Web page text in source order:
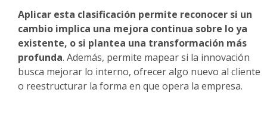
Aplicar esta clasificación permite reconocer si un
cambio implica una mejora continua sobre lo ya
existente, o si plantea una transformación más
profunda. Además, permite mapear si la innovación
busca mejorar lo interno, ofrecer algo nuevo al cliente
o reestructurar la forma en que opera la empresa.